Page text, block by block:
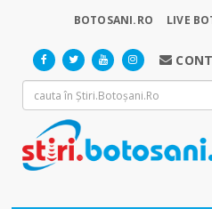
BOTOSANI.RO LIVE